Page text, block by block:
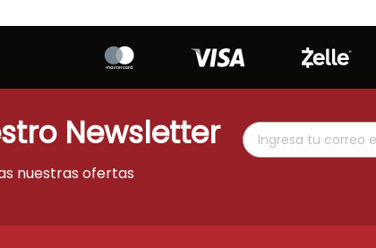
Newsletter
nuestras ofertas